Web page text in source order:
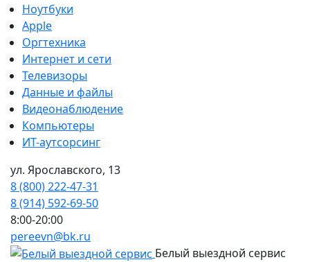
Ноутбуки
Apple
Оргтехника
Интернет и сети
Телевизоры
Данные и файлы
Видеонаблюдение
Компьютеры
ИТ-аутсорсинг
ул. Ярославского, 13
8 (800) 222-47-31
8 (914) 592-69-50
8:00-20:00
pereevn@bk.ru
Белый выездной сервис